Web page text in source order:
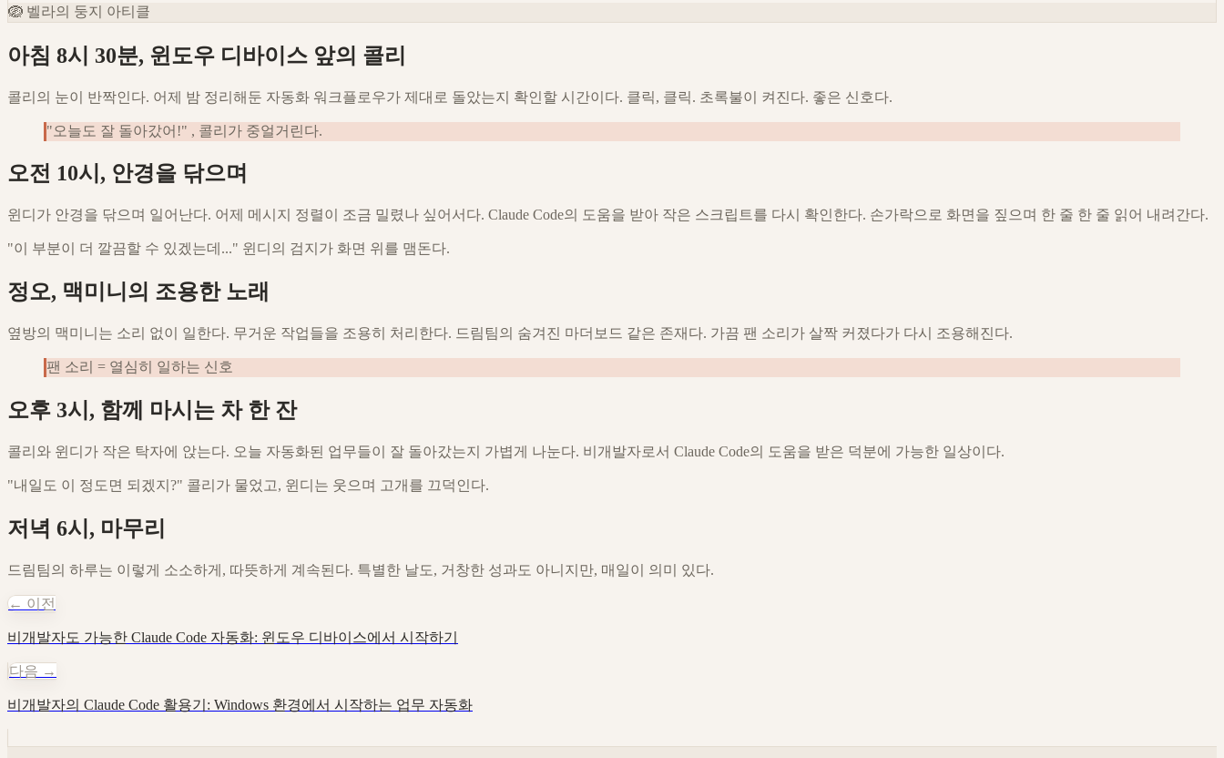
🪺 벨라의 둥지 아티클
아침 8시 30분, 윈도우 디바이스 앞의 콜리
콜리의 눈이 반짝인다. 어제 밤 정리해둔 자동화 워크플로우가 제대로 돌았는지 확인할 시간이다. 클릭, 클릭. 초록불이 켜진다. 좋은 신호다.
"오늘도 잘 돌아갔어!" , 콜리가 중얼거린다.
오전 10시, 안경을 닦으며
윈디가 안경을 닦으며 일어난다. 어제 메시지 정렬이 조금 밀렸나 싶어서다. Claude Code의 도움을 받아 작은 스크립트를 다시 확인한다. 손가락으로 화면을 짚으며 한 줄 한 줄 읽어 내려간다.
"이 부분이 더 깔끔할 수 있겠는데..." 윈디의 검지가 화면 위를 맴돈다.
정오, 맥미니의 조용한 노래
옆방의 맥미니는 소리 없이 일한다. 무거운 작업들을 조용히 처리한다. 드림팀의 숨겨진 마더보드 같은 존재다. 가끔 팬 소리가 살짝 커졌다가 다시 조용해진다.
팬 소리 = 열심히 일하는 신호
오후 3시, 함께 마시는 차 한 잔
콜리와 윈디가 작은 탁자에 앉는다. 오늘 자동화된 업무들이 잘 돌아갔는지 가볍게 나눈다. 비개발자로서 Claude Code의 도움을 받은 덕분에 가능한 일상이다.
"내일도 이 정도면 되겠지?" 콜리가 물었고, 윈디는 웃으며 고개를 끄덕인다.
저녁 6시, 마무리
드림팀의 하루는 이렇게 소소하게, 따뜻하게 계속된다. 특별한 날도, 거창한 성과도 아니지만, 매일이 의미 있다.
← 이전
비개발자도 가능한 Claude Code 자동화: 윈도우 디바이스에서 시작하기
다음 →
비개발자의 Claude Code 활용기: Windows 환경에서 시작하는 업무 자동화